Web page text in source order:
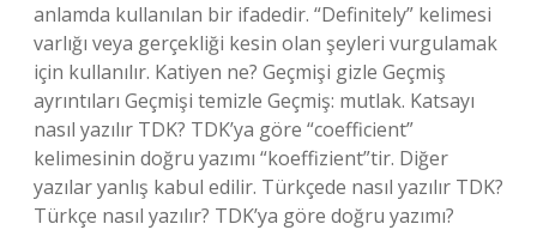
anlamda kullanılan bir ifadedir. “Definitely” kelimesi
varlığı veya gerçekliği kesin olan şeyleri vurgulamak
için kullanılır. Katiyen ne? Geçmişi gizle Geçmiş
ayrıntıları Geçmişi temizle Geçmiş: mutlak. Katsayı
nasıl yazılır TDK? TDK’ya göre “coefficient”
kelimesinin doğru yazımı “koeffizient”tir. Diğer
yazılar yanlış kabul edilir. Türkçede nasıl yazılır TDK?
Türkçe nasıl yazılır? TDK’ya göre doğru yazımı?